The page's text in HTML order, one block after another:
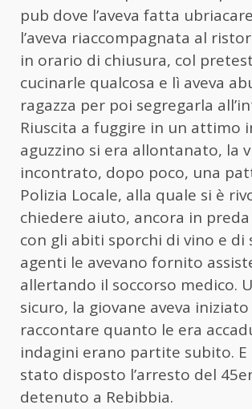
pub dove l’aveva fatta
l’aveva riaccompagnata al
in orario di chiusura, col
cucinarle qualcosa e lì aveva
ragazza per poi segregarla
Riuscita a fuggire in un attimo
aguzzino si era allontanato, la
incontrato, dopo poco, una
Polizia Locale, alla quale si è
chiedere aiuto, ancora in
con gli abiti sporchi di vino e di
agenti le avevano fornito
allertando il soccorso medico.
sicuro, la giovane aveva iniziato
raccontare quanto le era
indagini erano partite subito. E
stato disposto l’arresto del
detenuto a Rebibbia.